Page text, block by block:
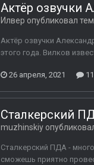
Актёр озвучки
Илвер опубликовал
Актёр озвучки
этого года. Вилков
26 апреля, 2021
Сталкерский
muzhinskiy
Сталкерский ПДА -
сможешь приятно